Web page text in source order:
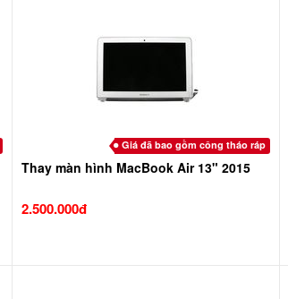
Giá đã bao gồm công tháo ráp
Thay màn hình MacBook Air 13" 2015
2.500.000đ